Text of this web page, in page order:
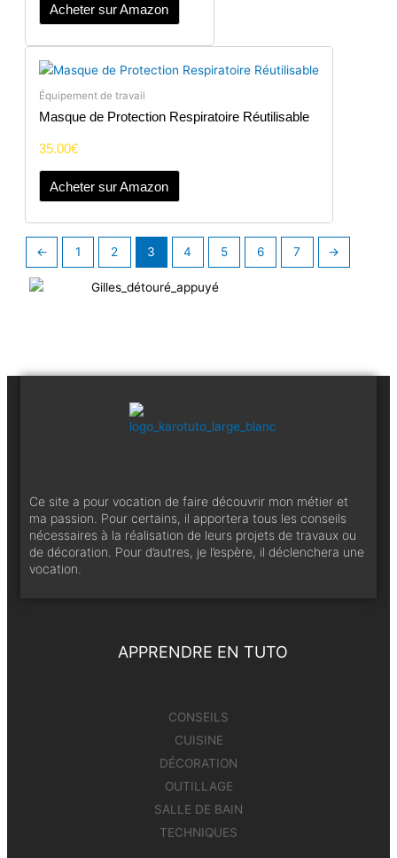
Acheter sur Amazon
Équipement de travail
Masque de Protection Respiratoire Réutilisable
35.00€
Acheter sur Amazon
← 1 2 3 4 5 6 7 →
Ce site a pour vocation de faire découvrir mon métier et
ma passion. Pour certains, il apportera tous les conseils
nécessaires à la réalisation de leurs projets de travaux ou
de décoration. Pour d’autres, je l’espère, il déclenchera une
vocation.
APPRENDRE EN TUTO
CONSEILS
CUISINE
DÉCORATION
OUTILLAGE
SALLE DE BAIN
TECHNIQUES